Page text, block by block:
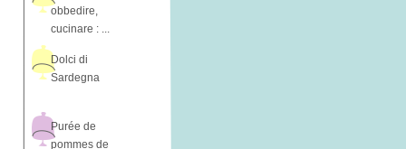
obbedire,
cucinare : ...
Dolci di
Sardegna
Purée de
pommes de